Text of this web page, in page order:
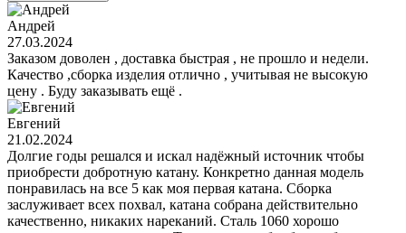
Андрей
27.03.2024
Заказом доволен , доставка быстрая , не прошло и недели.
Качество ,сборка изделия отлично , учитывая не высокую
цену . Буду заказывать ещё .
Евгений
21.02.2024
Долгие годы решался и искал надёжный источник чтобы
приобрести добротную катану. Конкретно данная модель
понравилась на все 5 как моя первая катана. Сборка
заслуживает всех похвал, катана собрана действительно
качественно, никаких нареканий. Сталь 1060 хорошо